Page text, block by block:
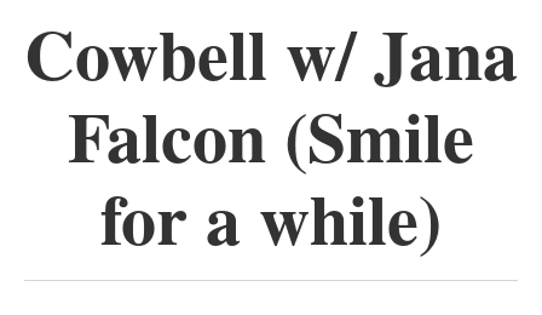
Archiv
Kontakt
Cowbell w/ Jana
Falcon (Smile
for a while)